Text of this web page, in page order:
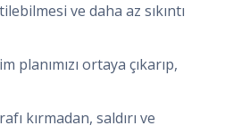
ve daha az sıkıntı
planımızı ortaya çıkarıp,
kırmadan, saldırı ve